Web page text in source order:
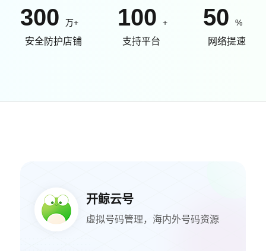
300 万+
安全防护店铺
100 +
支持平台
50 %
网络提速
开鲸云号
虚拟号码管理，海内外号码资源